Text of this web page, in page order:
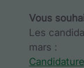
Vous
Les
mars :